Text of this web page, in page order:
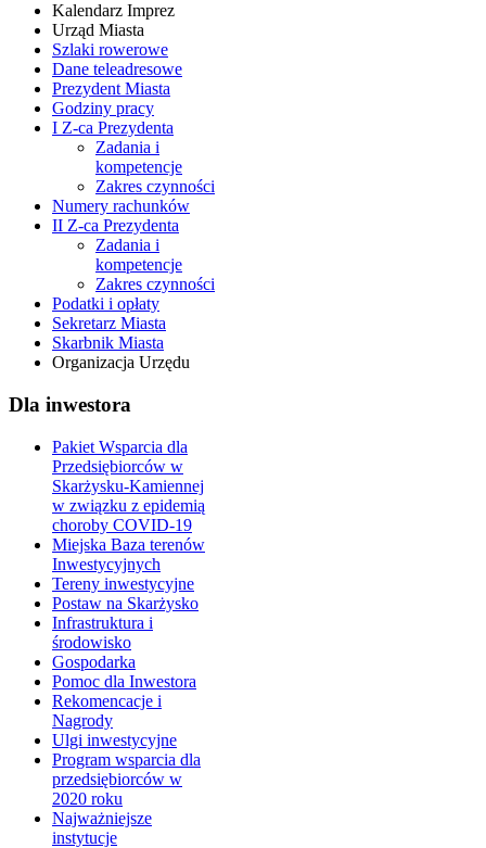
Kalendarz Imprez
Urząd Miasta
Szlaki rowerowe
Dane teleadresowe
Prezydent Miasta
Godziny pracy
I Z-ca Prezydenta
Zadania i
kompetencje
Zakres czynności
Numery rachunków
II Z-ca Prezydenta
Zadania i
kompetencje
Zakres czynności
Podatki i opłaty
Sekretarz Miasta
Skarbnik Miasta
Organizacja Urzędu
Dla inwestora
Pakiet Wsparcia dla
Przedsiębiorców w
Skarżysku-Kamiennej
w związku z epidemią
choroby COVID-19
Miejska Baza terenów
Inwestycyjnych
Tereny inwestycyjne
Postaw na Skarżysko
Infrastruktura i
środowisko
Gospodarka
Pomoc dla Inwestora
Rekomencacje i
Nagrody
Ulgi inwestycyjne
Program wsparcia dla
przedsiębiorców w
2020 roku
Najważniejsze
instytucje